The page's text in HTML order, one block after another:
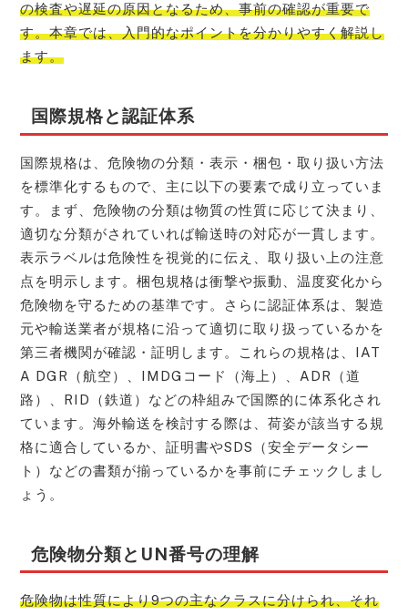
の検査や遅延の原因となるため、事前の確認が重要で
す。本章では、入門的なポイントを分かりやすく解説し
ます。
国際規格と認証体系
国際規格は、危険物の分類・表示・梱包・取り扱い方法
を標準化するもので、主に以下の要素で成り立っていま
す。まず、危険物の分類は物質の性質に応じて決まり、
適切な分類がされていれば輸送時の対応が一貫します。
表示ラベルは危険性を視覚的に伝え、取り扱い上の注意
点を明示します。梱包規格は衝撃や振動、温度変化から
危険物を守るための基準です。さらに認証体系は、製造
元や輸送業者が規格に沿って適切に取り扱っているかを
第三者機関が確認・証明します。これらの規格は、IAT
A DGR（航空）、IMDGコード（海上）、ADR（道
路）、RID（鉄道）などの枠組みで国際的に体系化され
ています。海外輸送を検討する際は、荷姿が該当する規
格に適合しているか、証明書やSDS（安全データシー
ト）などの書類が揃っているかを事前にチェックしまし
ょう。
危険物分類とUN番号の理解
危険物は性質により9つの主なクラスに分けられ、それ